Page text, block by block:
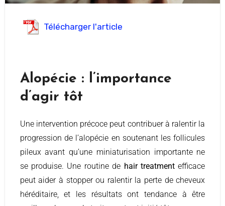
Télécharger l'article
Alopécie : l’importance
d’agir tôt
Une intervention précoce peut contribuer à ralentir la
progression de l’alopécie en soutenant les follicules
pileux avant qu’une miniaturisation importante ne
se produise. Une routine de hair treatment efficace
peut aider à stopper ou ralentir la perte de cheveux
héréditaire, et les résultats ont tendance à être